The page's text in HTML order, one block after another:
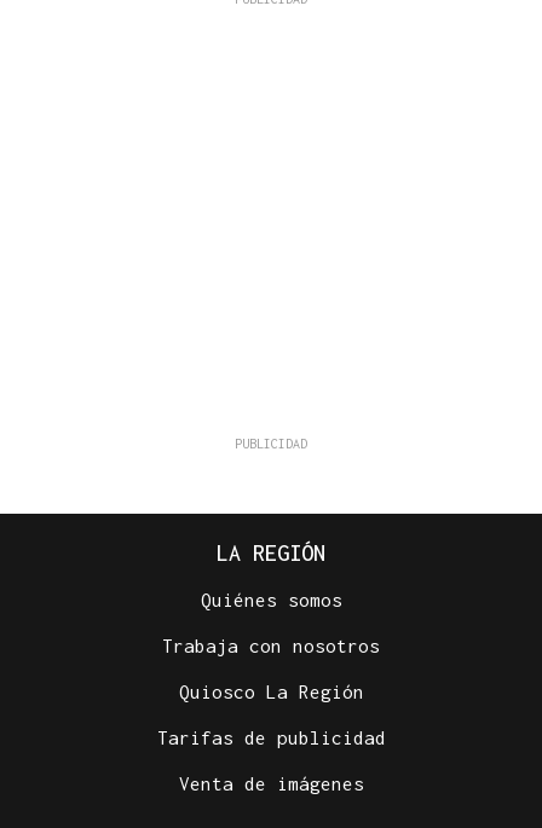
LA REGIÓN
Quiénes somos
Trabaja con nosotros
Quiosco La Región
Tarifas de publicidad
Venta de imágenes